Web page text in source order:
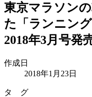
東京マラソン
た「ランニン
2018年3月号発
作成日
2018年1月23日
タ グ